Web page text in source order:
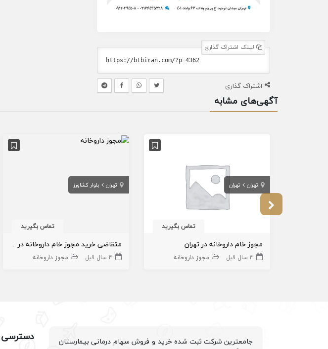
لینک اشتراک گذاری
اشتراک گذاری
آگهی‌های مشابه
تهران تهران
تماس بگیرید
مجوز خام داروخانه در تهران
3 سال قبل مجوز داروخانه
تهران بلوار کشاورز
تماس بگیرید
متقاضی خرید مجوز خام داروخانه در تهران
3 سال قبل مجوز داروخانه
جامعترین شرکت ثبت شده خرید و فروش سهام درمانی بیمارستان